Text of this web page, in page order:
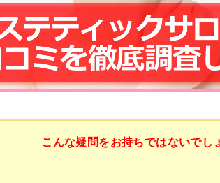
こんな疑問をお持ちではないでし